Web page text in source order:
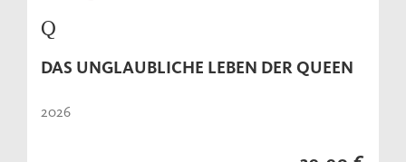
Q
DAS UNGLAUBLICHE LEBEN DER QUEEN
2026